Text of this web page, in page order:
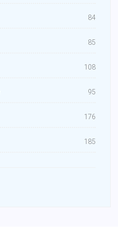
84
85
108
95
176
185